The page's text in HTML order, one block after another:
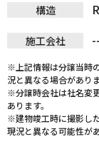
構造
施工会社 --
※上記情報は分譲当時
況と異なる場合がありま
※分譲時会社は社名変
あります。
※建物竣工時に撮影し
現況と異なる可能性があ